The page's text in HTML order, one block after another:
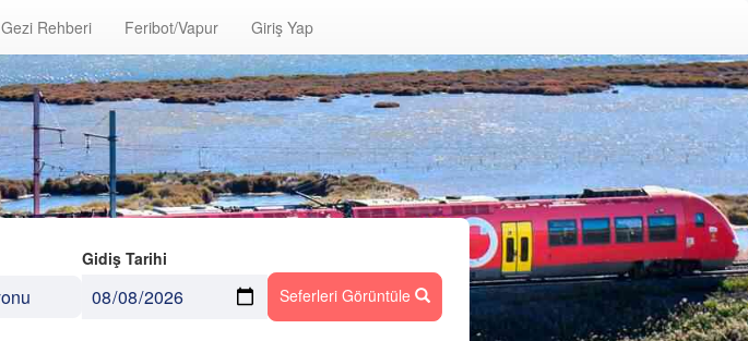
Gezi Rehberi Feribot/Vapur Giriş Yap
Gidiş Tarihi
Seferleri Görüntüle